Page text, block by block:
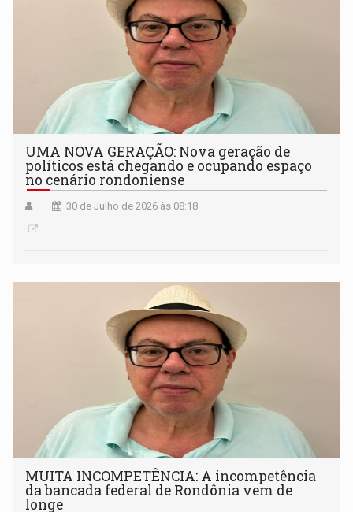
UMA NOVA GERAÇÃO: Nova geração de
políticos está chegando e ocupando espaço
no cenário rondoniense
30 de Julho de 2026 às 08:18
MUITA INCOMPETÊNCIA: A incompetência
da bancada federal de Rondônia vem de
longe